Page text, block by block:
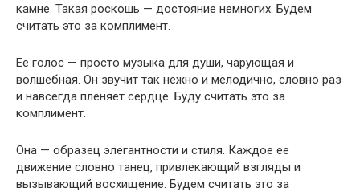
камне. Такая роскошь — достояние немногих. Будем
считать это за комплимент.
Ее голос — просто музыка для души, чарующая и
волшебная. Он звучит так нежно и мелодично, словно раз
и навсегда пленяет сердце. Буду считать это за
комплимент.
Она — образец элегантности и стиля. Каждое ее
движение словно танец, привлекающий взгляды и
вызывающий восхищение. Будем считать это за